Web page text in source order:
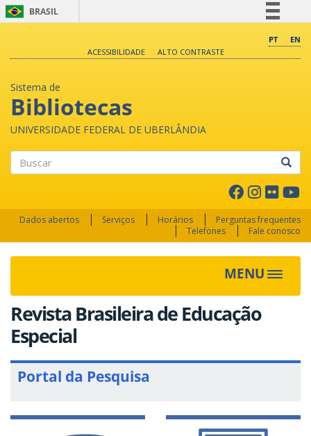
BRASIL
Comunica BR
PT
EN
ACESSIBILIDADE
ALTO CONTRASTE
Sistema de
Bibliotecas
UNIVERSIDADE FEDERAL DE UBERLÂNDIA
Dados abertos Serviços Horários
Perguntas frequentes
Telefones
Fale conosco
MENU Toggle
Revista Brasileira de Educação
Especial
Portal da Pesquisa